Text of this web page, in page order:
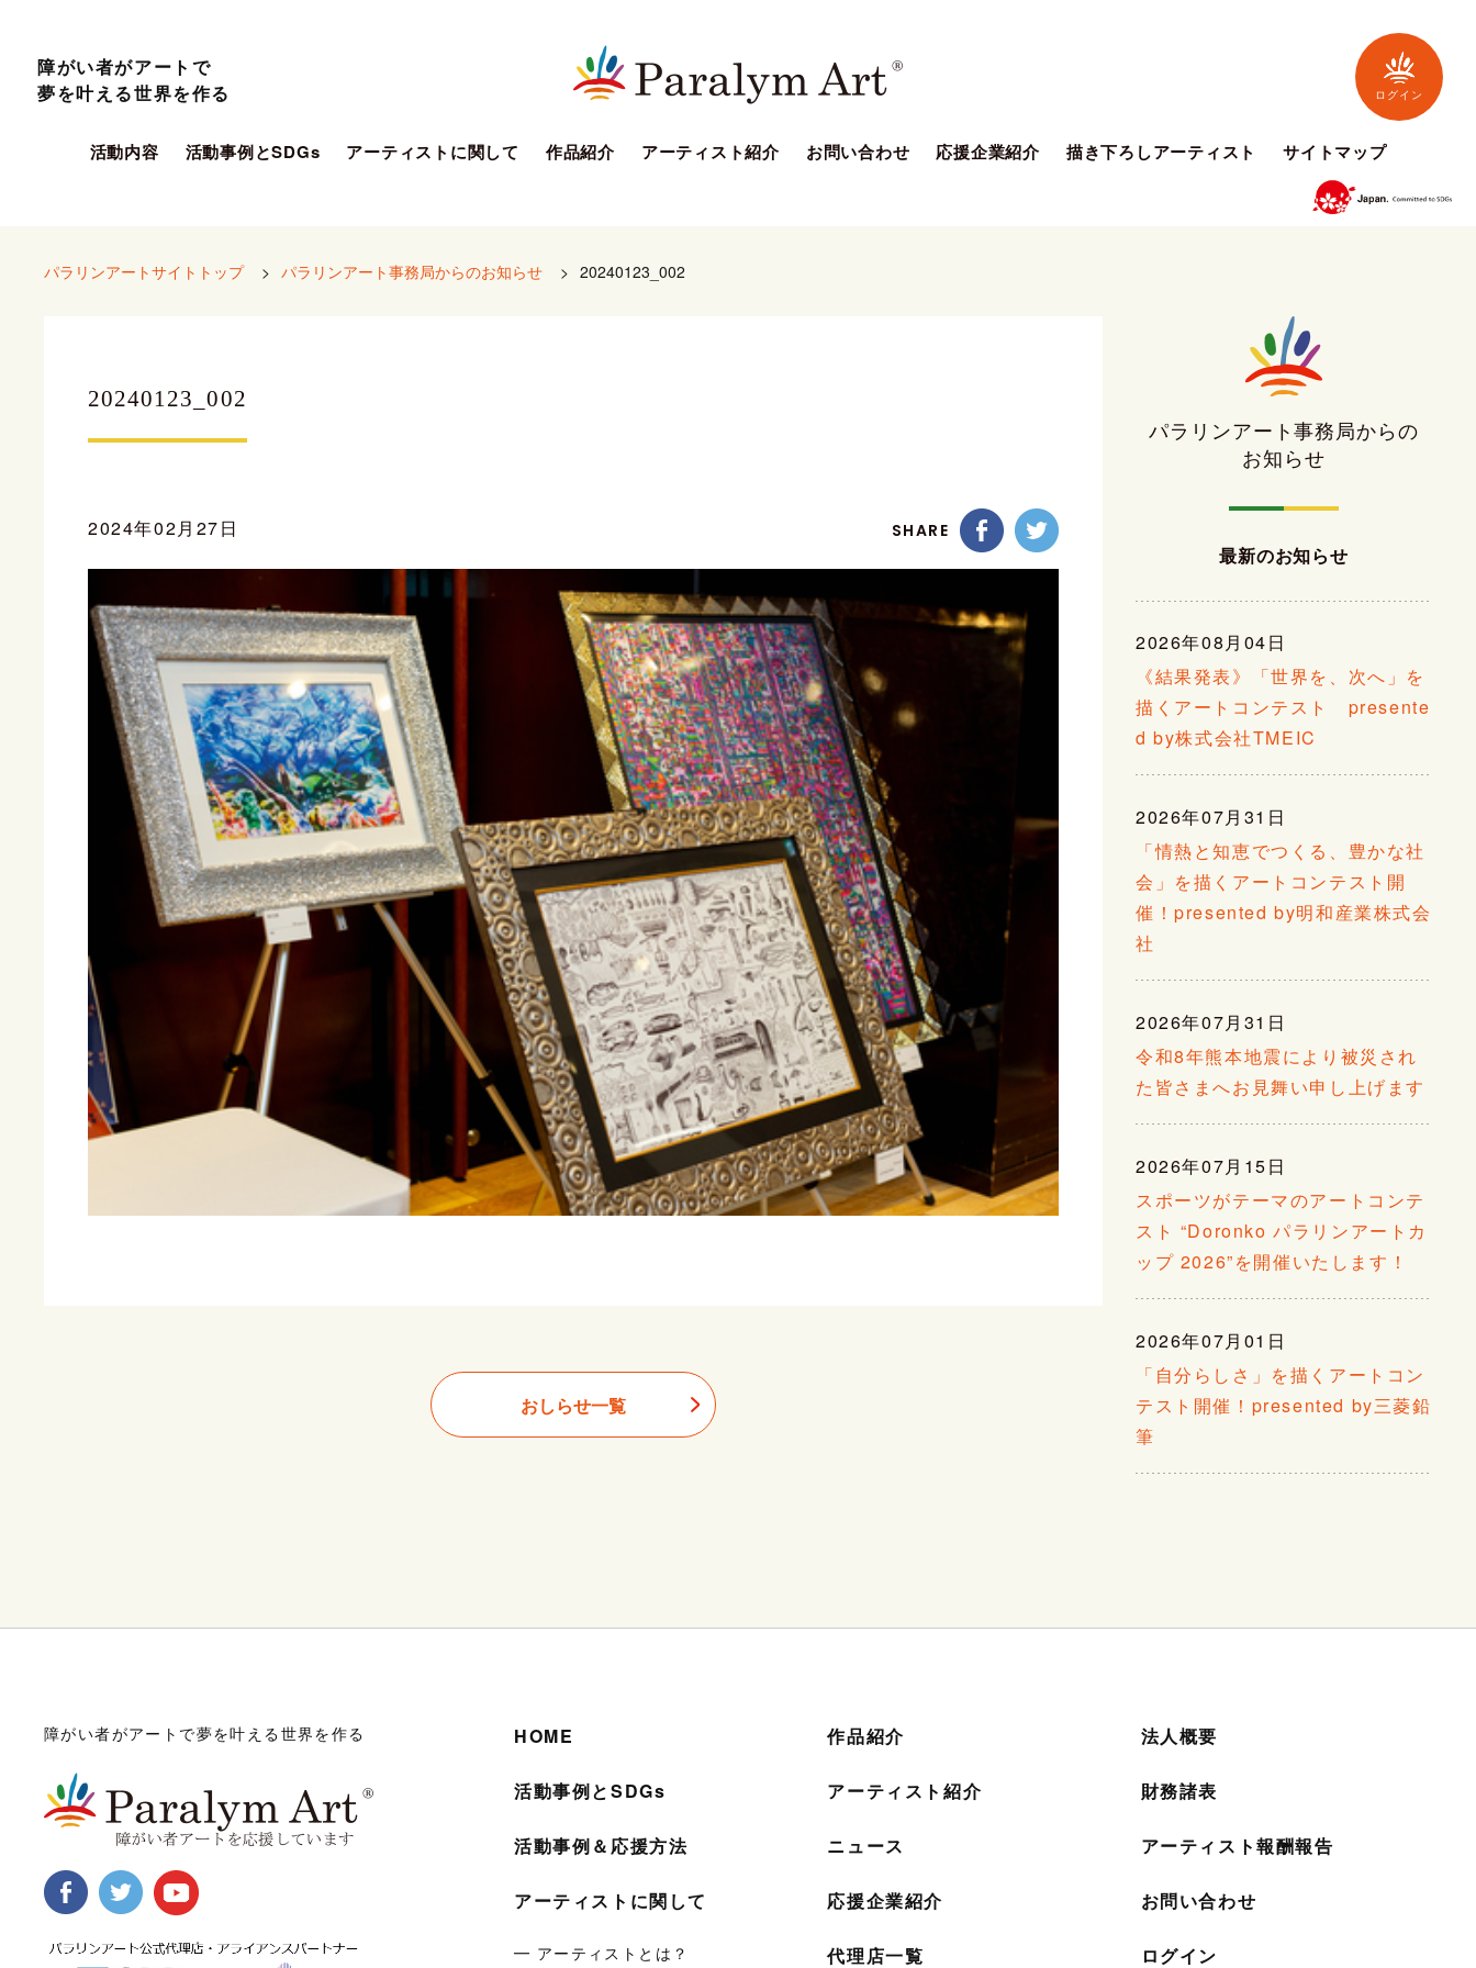
活動内容 活動事例とSDGs アーティストに関して 作品紹介 アーティスト紹介 お問い合わせ 応援企業紹介 描き下ろしアーティスト サイトマップ
障がい者がアートで
夢を叶える世界を作る
ログイン
パラリンアートサイトトップ > パラリンアート事務局からのお知らせ > 20240123_002
20240123_002
2024年02月27日 SHARE
おしらせ一覧
パラリンアート事務局からの
お知らせ
最新のお知らせ
2026年08月04日
《結果発表》「世界を、次へ」を
描くアートコンテスト presente
d by株式会社TMEIC
2026年07月31日
「情熱と知恵でつくる、豊かな社
会」を描くアートコンテスト開
催！presented by明和産業株式会
社
2026年07月31日
令和8年熊本地震により被災され
た皆さまへお見舞い申し上げます
2026年07月15日
スポーツがテーマのアートコンテ
スト “Doronko パラリンアートカ
ップ 2026”を開催いたします！
2026年07月01日
「自分らしさ」を描くアートコン
テスト開催！presented by三菱鉛
筆
障がい者がアートで夢を叶える世界を作る HOME
活動事例とSDGs
活動事例＆応援方法
アーティストに関して
━ アーティストとは？
作品紹介
アーティスト紹介
ニュース
応援企業紹介
代理店一覧
法人概要
財務諸表
アーティスト報酬報告
お問い合わせ
ログイン